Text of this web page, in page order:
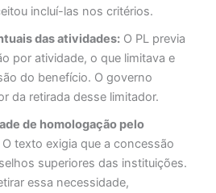
incluí-las nos critérios.
das atividades: O PL previa
por atividade, o que limitava e
do benefício. O governo
da retirada desse limitador.
de homologação pelo
O texto exigia que a concessão
superiores das instituições.
essa necessidade,